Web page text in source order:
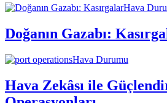
Hava
Doğanın Gazabı:
Hava Durumu
Hava Zekâsı ile